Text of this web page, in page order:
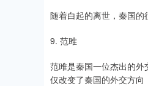
随着白起的离世，秦国的
9. 范雎
范雎是秦国一位杰出的外
仅改变了秦国的外交方向